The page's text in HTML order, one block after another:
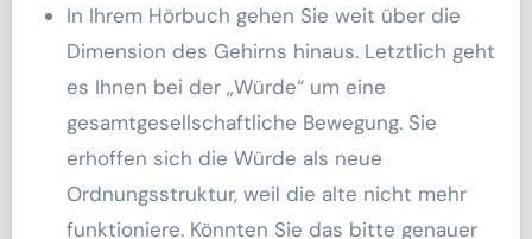
In Ihrem Hörbuch gehen Sie weit über die
Dimension des Gehirns hinaus. Letztlich geht
es Ihnen bei der „Würde“ um eine
gesamtgesellschaftliche Bewegung. Sie
erhoffen sich die Würde als neue
Ordnungsstruktur, weil die alte nicht mehr
funktioniere. Könnten Sie das bitte genauer